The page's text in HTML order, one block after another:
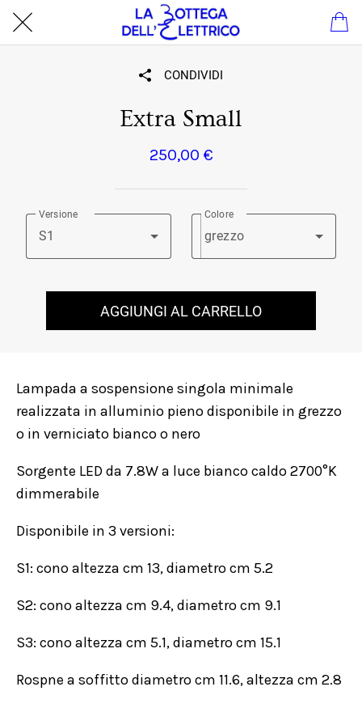
CONDIVIDI
Extra Small
250,00 €
Versione
S1
Colore
grezzo
AGGIUNGI AL CARRELLO
Lampada a sospensione singola minimale
realizzata in alluminio pieno disponibile in grezzo
o in verniciato bianco o nero
Sorgente LED da 7.8W a luce bianco caldo 2700°K
dimmerabile
Disponibile in 3 versioni:
S1: cono altezza cm 13, diametro cm 5.2
S2: cono altezza cm 9.4, diametro cm 9.1
S3: cono altezza cm 5.1, diametro cm 15.1
Rospne a soffitto diametro cm 11.6, altezza cm 2.8